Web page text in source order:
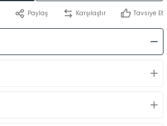
Paylaş Karşılaştır Tavsiye Et